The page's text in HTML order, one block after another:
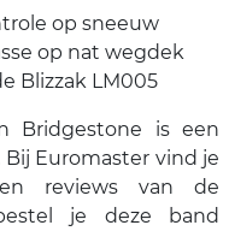
op sneeuw
op nat wegdek
Blizzak LM005
Bridgestone is een
Euromaster vind je
reviews van de
je deze band